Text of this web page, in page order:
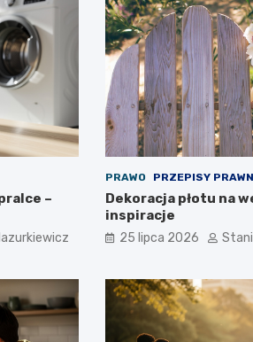
–
PRAWO PRZEPISY
Dekoracja płotu na
inspiracje
25 lipca 2026